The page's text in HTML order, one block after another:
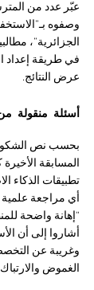
عبّر عدد من
وصفوه
الجزائرية”،
في طريقة إعداد
عرض النتائج.
أسئلة منقولة
بحسب نص
المسابقة
أي مراجعة علمية
“إهانة واضحة
أشاروا إلى أن
وغريبة عن
الغموض